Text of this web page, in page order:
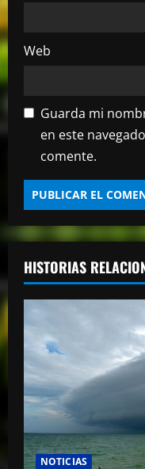
s
Web
Guarda mi
en este
comente.
HISTORIAS
NOTICIAS